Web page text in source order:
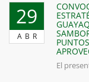
29
ABR
El